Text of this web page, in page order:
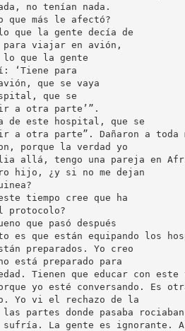
no tenían nada.
que más le afectó?
lo que la gente decía de
viajar en avión,
lo que la gente
‘Tiene para
que se vaya
que se
a otra parte’”.
de este hospital, que se
a otra parte”. Dañaron a
porque la verdad yo
allá, tengo una pareja en
hijo, ¿y si no me dejan
tiempo cree que ha
protocolo?
que pasó después
es que están equipando los
preparados. Yo creo
está preparado para
Tienen que educar con
yo esté conversando. Es
Yo vi el rechazo de la
partes donde pasaba
sufría. La gente es ignorante.